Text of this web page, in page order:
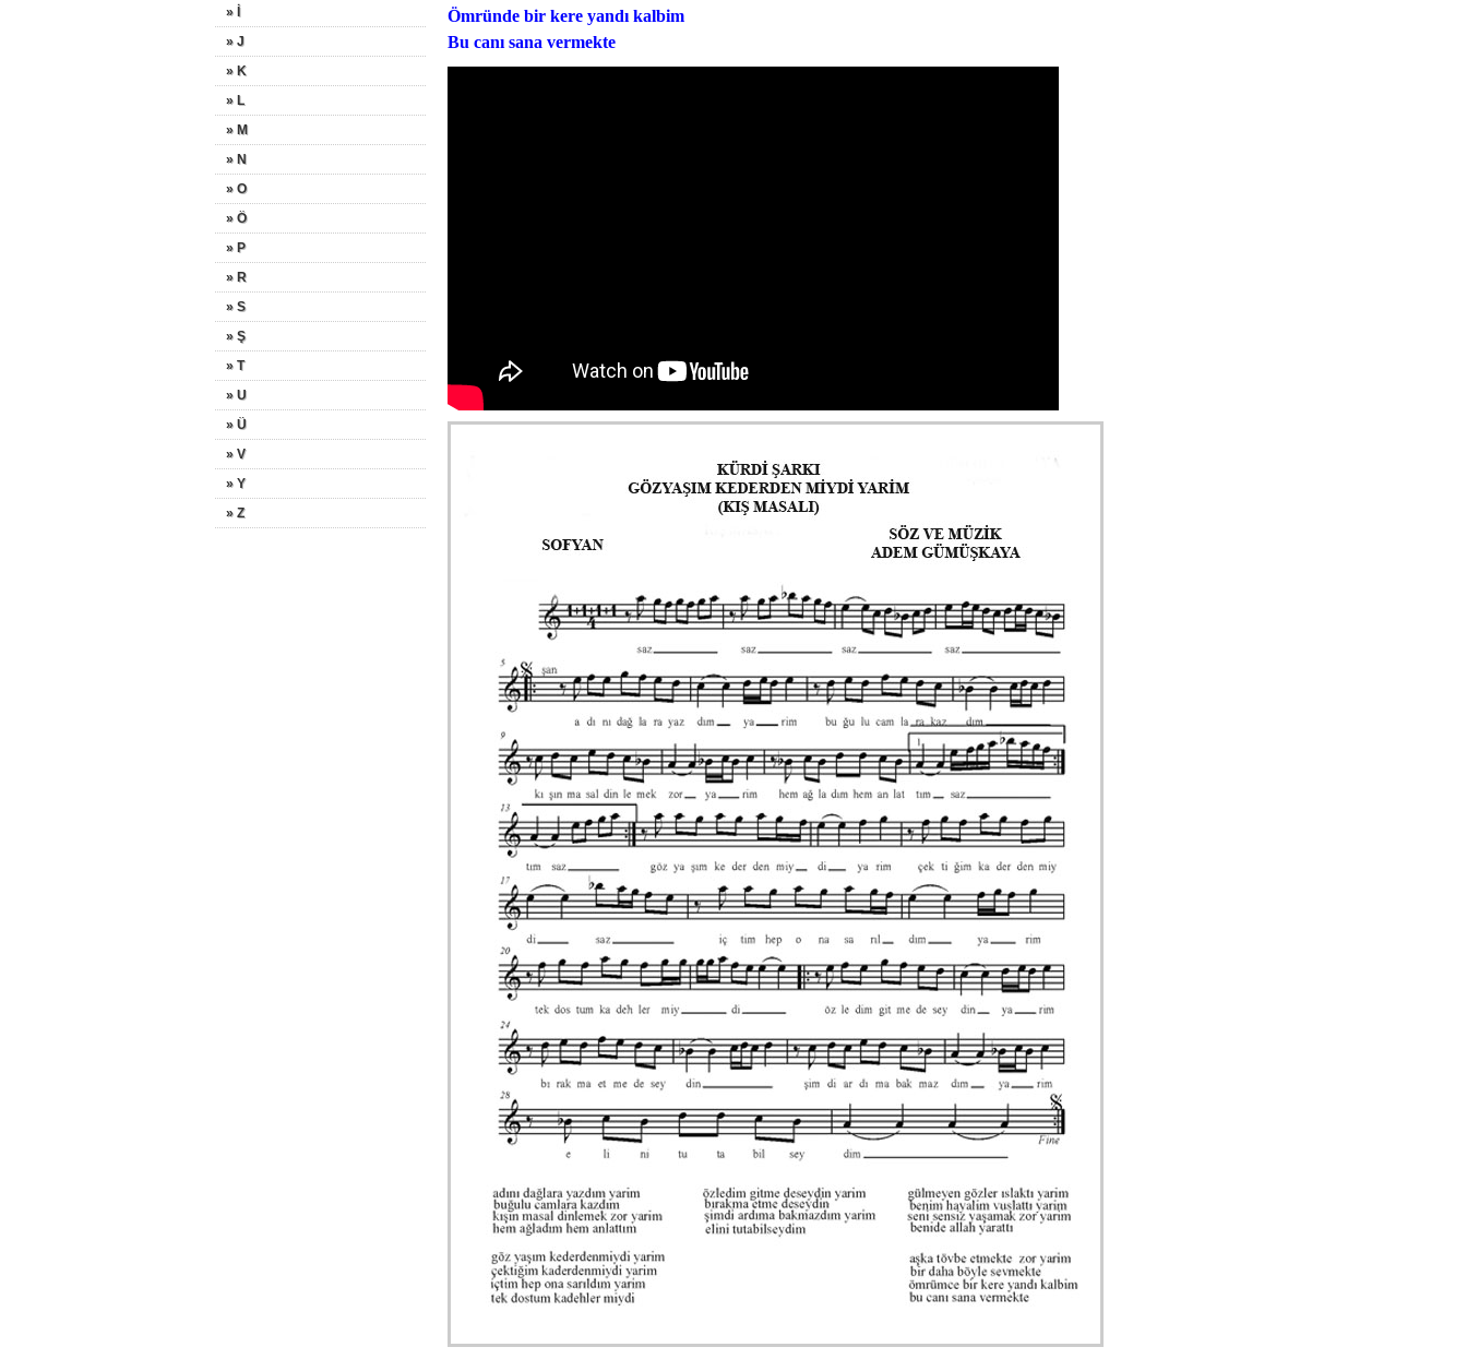
» İ
» J
» K
» L
» M
» N
» O
» Ö
» P
» R
» S
» Ş
» T
» U
» Ü
» V
» Y
» Z
Ömründe bir kere yandı kalbim
Bu canı sana vermekte